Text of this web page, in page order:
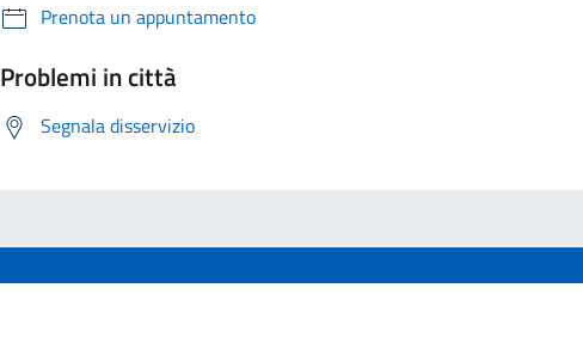
Prenota un appuntamento
Problemi in città
Segnala disservizio